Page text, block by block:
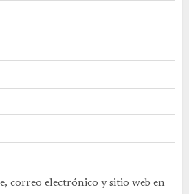
correo electrónico y sitio web en